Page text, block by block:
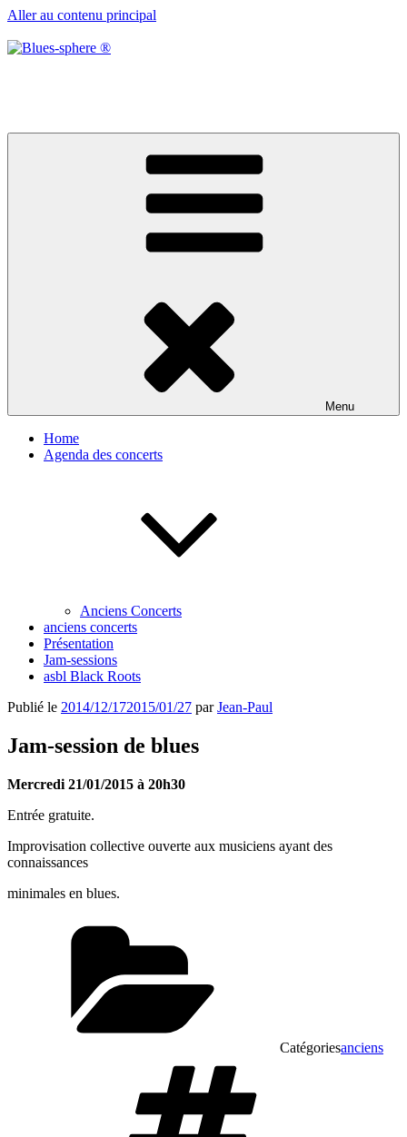
Aller au contenu principal
Menu
Home
Agenda des concerts
Anciens Concerts
anciens concerts
Présentation
Jam-sessions
asbl Black Roots
Publié le 2014/12/172015/01/27 parJean-Paul
Jam-session de blues
Mercredi 21/01/2015 à 20h30
Entrée gratuite.
Improvisation collective ouverte aux musiciens ayant des
connaissances
minimales en blues.
Catégoriesanciens